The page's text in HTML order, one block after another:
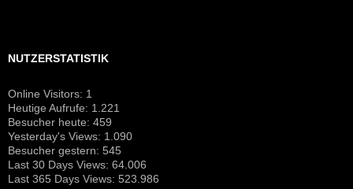
NUTZERSTATISTIK
Online Visitors: 1
Heutige Aufrufe: 1.221
Besucher heute: 459
Yesterday's Views: 1.090
Besucher gestern: 545
Last 30 Days Views: 64.006
Last 365 Days Views: 523.986